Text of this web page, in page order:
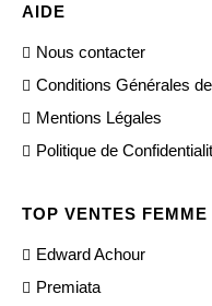
AIDE
Nous contacter
Conditions Générales
Mentions Légales
Politique de
TOP VENTES FEMME
Edward Achour
Premiata